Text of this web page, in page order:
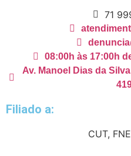
71
08:00h às 17:00h
Av. Manoel Dias da
Filiado a:
CUT,